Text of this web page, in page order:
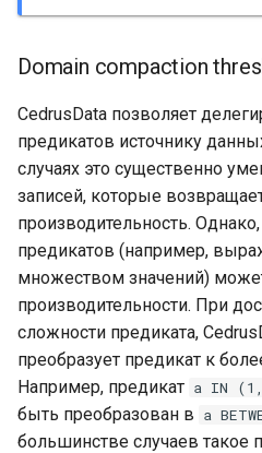
Domain compaction
CedrusData позволяет
предикатов источнику
случаях это существенно
записей, которые
производительность.
предикатов (например,
множеством значений)
производительности. При
сложности предиката,
преобразует предикат к
Например, предикат a IN (1,
быть преобразован в a
большинстве случаев такое